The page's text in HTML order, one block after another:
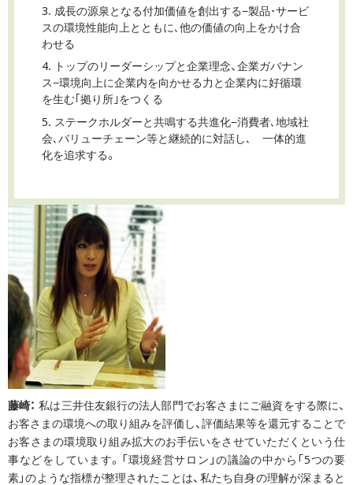
3. 成長の源泉となる付加価値を創出する−製品･サービ
スの環境性能向上とともに､他の価値の向上をかけ合
わせる
4. トップのリーダーシップと企業理念、企業ガバナン
ス−環境向上に企業内を向かせる力と企業内に好循環
を生む｢拠り所｣をつくる
5. ステークホルダーと共鳴する共進化−消費者､地域社
会､バリューチェーン等と継続的に対話し､ 一体的進
化を追求する。
藤崎： 私は三井住友銀行の法人部門でお客さまにご融資をする際に、
お客さまの環境への取り組みを評価し、評価結果等を還元することで
お客さまの環境取り組み拡大のお手伝いをさせていただくという仕
事などをしています。「環境経営サロン」の議論の中から「5つの要
素」のような指標が整理されたことは、私たち自身の理解が深まると